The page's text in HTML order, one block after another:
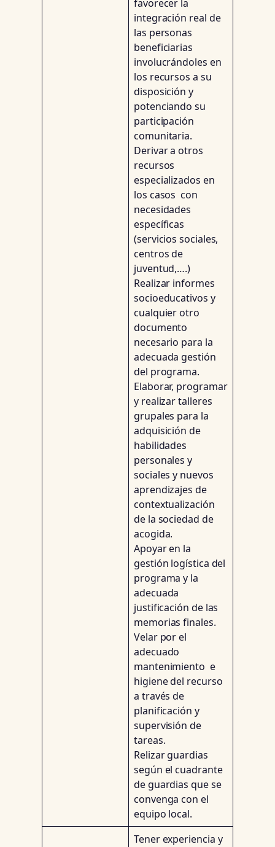
favorecer la
integración real de
las personas
beneficiarias
involucrándoles en
los recursos a su
disposición y
potenciando su
participación
comunitaria.
Derivar a otros
recursos
especializados en
los casos con
necesidades
específicas
(servicios sociales,
centros de
juventud,….)
Realizar informes
socioeducativos y
cualquier otro
documento
necesario para la
adecuada gestión
del programa.
Elaborar, programar
y realizar talleres
grupales para la
adquisición de
habilidades
personales y
sociales y nuevos
aprendizajes de
contextualización
de la sociedad de
acogida.
Apoyar en la
gestión logística del
programa y la
adecuada
justificación de las
memorias finales.
Velar por el
adecuado
mantenimiento e
higiene del recurso
a través de
planificación y
supervisión de
tareas.
Relizar guardias
según el cuadrante
de guardias que se
convenga con el
equipo local.
Tener experiencia y